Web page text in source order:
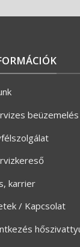
beüzemelés
karrier
/ Kapcsolat